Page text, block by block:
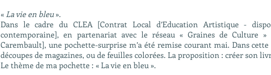
« La vie en bleu».
Dans le cadre du CLEA [Contrat Local d’Education Artistique -
contemporaine], en partenariat avec le réseau « Graines de Culture »
Carembault], une pochette-surprise m’a été remise courant mai. Dans
découpes de magazines, ou de feuilles colorées. La proposition : créer son
Le thème de ma pochette : « La vie en bleu ».